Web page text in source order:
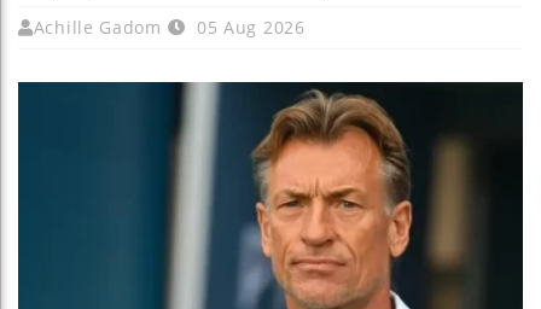
Achille Gadom 05 Aug 2026